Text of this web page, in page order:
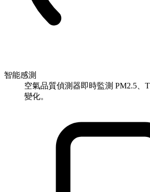
智能感測
空氣品質偵測器即時監測 PM2.5、
變化。